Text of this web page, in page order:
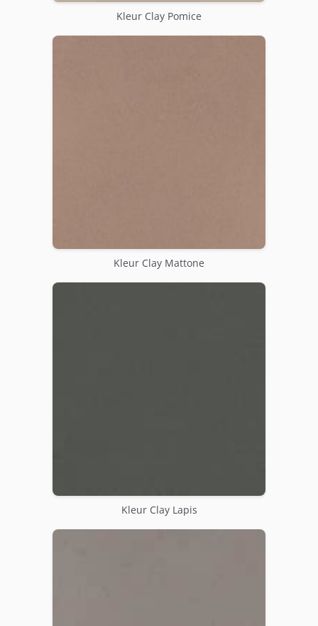
Kleur Clay Pomice
Kleur Clay Mattone
Kleur Clay Lapis